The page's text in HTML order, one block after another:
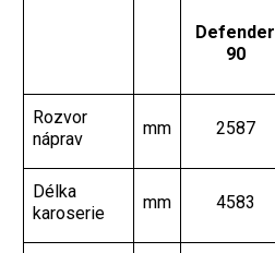
Defender
90
Rozvor
náprav
mm 2587
Délka
karoserie
mm 4583